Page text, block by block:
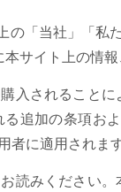
の「当社」「
サイト上の情
入されること
追加の条項お
者に適用されます
読みください